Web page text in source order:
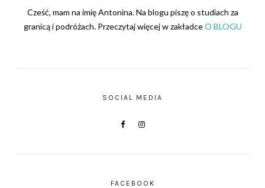
Cześć, mam na imię Antonina. Na blogu piszę o studiach za
granicą i podróżach. Przeczytaj więcej w zakładceO BLOGU
SOCIAL MEDIA
FACEBOOK